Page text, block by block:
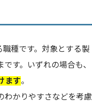
種です。対象とする製
す。いずれの場合も、
ます。
わかりやすさなどを考慮